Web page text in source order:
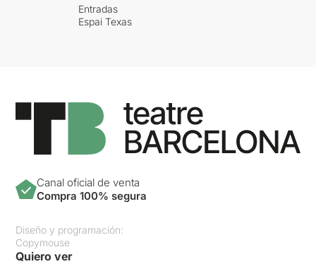
Entradas
Espai Texas
Canal oficial de venta
Compra 100% segura
Diseño y programación:
Copymouse
Quiero ver